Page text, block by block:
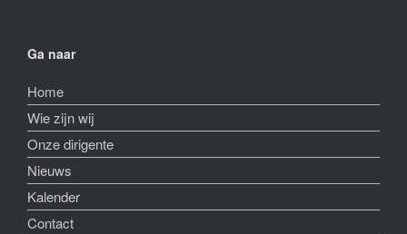
Ga naar
Home
Wie zijn wij
Onze dirigente
Nieuws
Kalender
Contact